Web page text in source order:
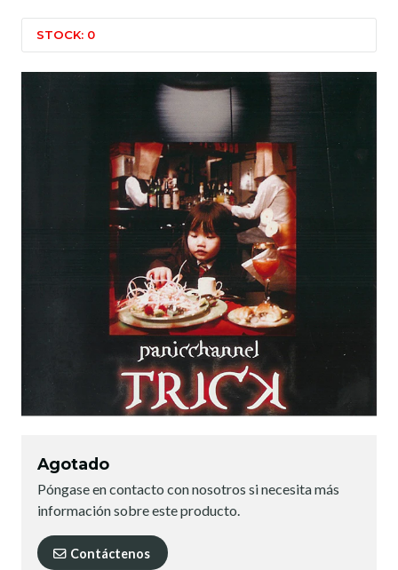
STOCK: 0
Agotado
Póngase en contacto con nosotros si necesita más
información sobre este producto.
Contáctenos